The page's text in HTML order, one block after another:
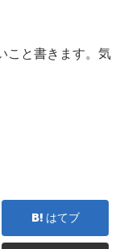
こと書きます。気
はてブ